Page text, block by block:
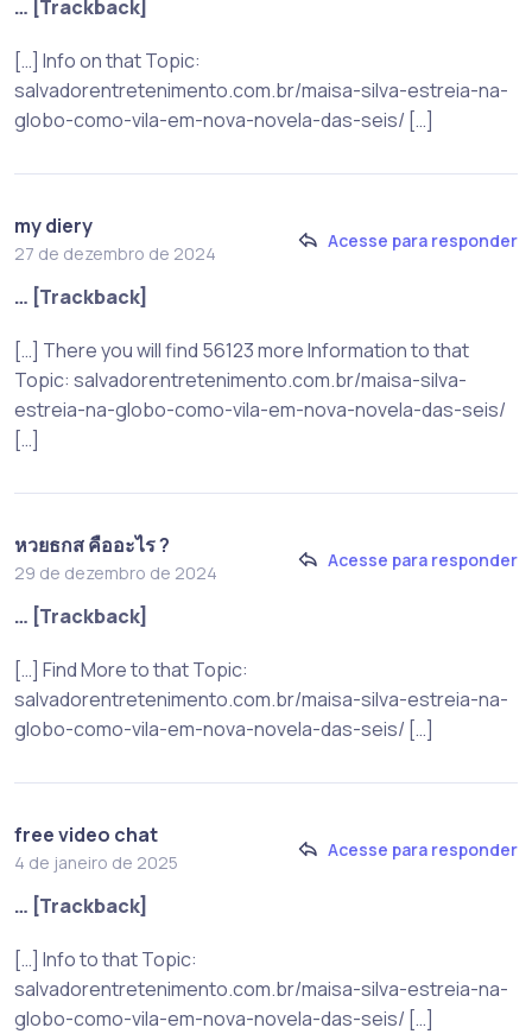
… [Trackback]
[…] Info on that Topic:
salvadorentretenimento.com.br/maisa-silva-estreia-na-
globo-como-vila-em-nova-novela-das-seis/ […]
my diery
27 de dezembro de 2024
Acesse para responder
… [Trackback]
[…] There you will find 56123 more Information to that
Topic: salvadorentretenimento.com.br/maisa-silva-
estreia-na-globo-como-vila-em-nova-novela-das-seis/
[…]
หวยธกส คืออะไร ?
29 de dezembro de 2024
Acesse para responder
… [Trackback]
[…] Find More to that Topic:
salvadorentretenimento.com.br/maisa-silva-estreia-na-
globo-como-vila-em-nova-novela-das-seis/ […]
free video chat
4 de janeiro de 2025
Acesse para responder
… [Trackback]
[…] Info to that Topic:
salvadorentretenimento.com.br/maisa-silva-estreia-na-
globo-como-vila-em-nova-novela-das-seis/ […]